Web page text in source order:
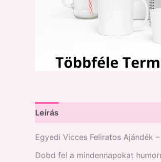
Leírás
Egyedi Vicces Feliratos Ajándék
Dobd fel a mindennapokat